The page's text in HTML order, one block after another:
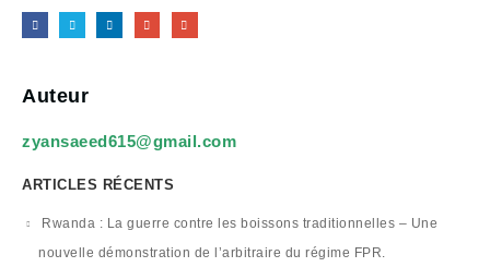
Auteur
zyansaeed615@gmail.com
ARTICLES RÉCENTS
Rwanda : La guerre contre les boissons traditionnelles – Une
nouvelle démonstration de l’arbitraire du régime FPR.